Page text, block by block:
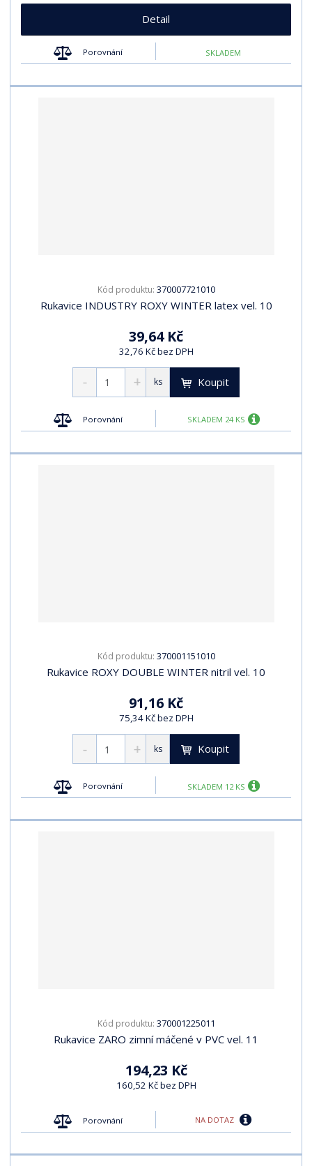
Detail
Porovnání SKLADEM
Kód produktu: 370007721010
Rukavice INDUSTRY ROXY WINTER latex vel. 10
39,64 Kč
32,76 Kč bez DPH
ks Koupit
Porovnání SKLADEM 24 KS
Kód produktu: 370001151010
Rukavice ROXY DOUBLE WINTER nitril vel. 10
91,16 Kč
75,34 Kč bez DPH
ks Koupit
Porovnání SKLADEM 12 KS
Kód produktu: 370001225011
Rukavice ZARO zimní máčené v PVC vel. 11
194,23 Kč
160,52 Kč bez DPH
Porovnání NA DOTAZ